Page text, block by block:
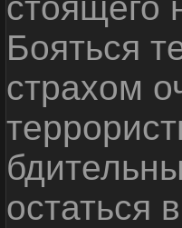
Бояться
страхом
остаться